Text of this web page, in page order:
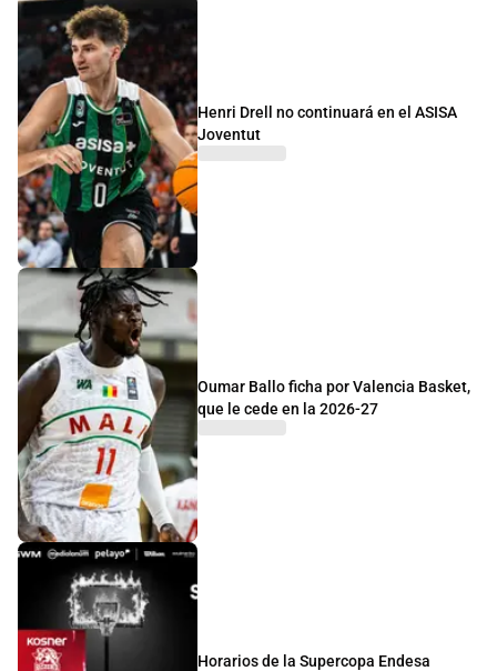
Henri Drell no continuará en el ASISA
Joventut
Oumar Ballo ficha por Valencia Basket,
que le cede en la 2026-27
Horarios de la Supercopa Endesa